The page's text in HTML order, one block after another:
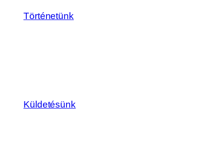
Történetünk
Küldetésünk